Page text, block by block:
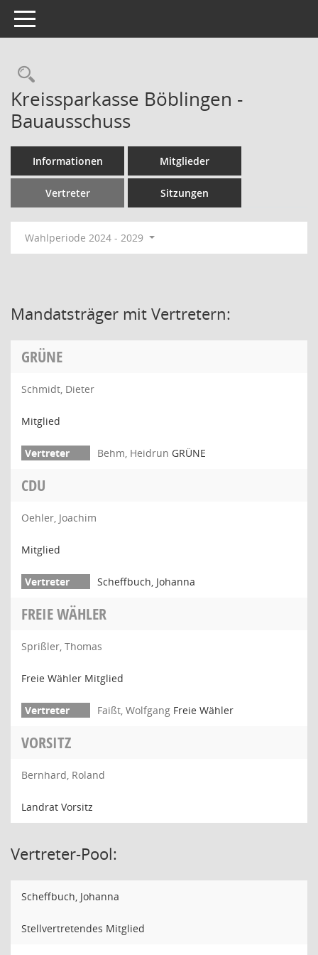
Toggle navigation
Rechercheauswahl
Kreissparkasse Böblingen -
Bauausschuss
Informationen Mitglieder
Vertreter Sitzungen
Wahlperiode 2024 - 2029
Mandatsträger mit Vertretern:
GRÜNE
Schmidt, Dieter
Mitglied
Behm, Heidrun GRÜNE
CDU
Oehler, Joachim
Mitglied
Scheffbuch, Johanna
FREIE WÄHLER
Sprißler, Thomas
Freie Wähler Mitglied
Faißt, Wolfgang Freie Wähler
VORSITZ
Bernhard, Roland
Landrat Vorsitz
Vertreter-Pool:
Scheffbuch, Johanna
Stellvertretendes Mitglied